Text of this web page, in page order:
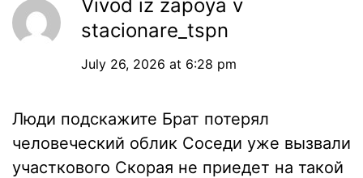
Vivod iz zapoya v
stacionare_tspn
July 26, 2026 at 6:28 pm
Люди подскажите Брат потерял
человеческий облик Соседи уже вызвали
участкового Скорая не приедет на такой